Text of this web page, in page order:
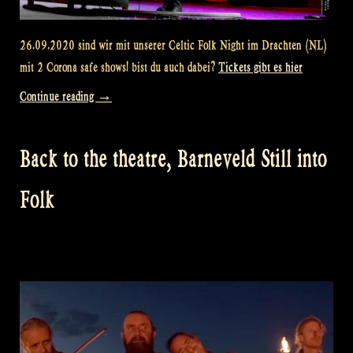
26.09.2020 sind wir mit unserer Celtic Folk Night im Drachten (NL)
mit 2 Corona safe shows! bist du auch dabei? Tickets gibt es hier
Continue reading „Celtic
–
→
Back to the theatre, Barneveld Still into
Folk